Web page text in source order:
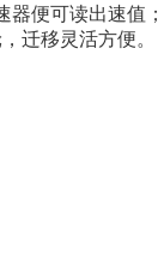
器便可读出速值 ；
迁移灵活方便。